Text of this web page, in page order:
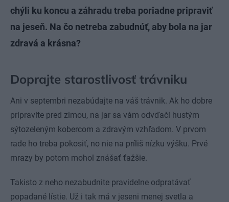
chýli ku koncu a záhradu treba poriadne pripraviť
na jeseň. Na čo netreba zabudnúť, aby bola na jar
zdravá a krásna?
Doprajte starostlivosť trávniku
Ani v septembri nezabúdajte na váš trávnik. Ak ho dobre
pripravíte pred zimou, na jar sa vám odvďačí hustým
sýtozeleným kobercom a zdravým vzhľadom. V prvom
rade ho treba pokosiť, no nie na príliš nízku výšku. Prvé
mrazy by potom mohol znášať ťažšie.
Takisto z neho nezabudnite pravidelne odpratávať
popadané lístie. Už i tak má v jeseni menej svetla a